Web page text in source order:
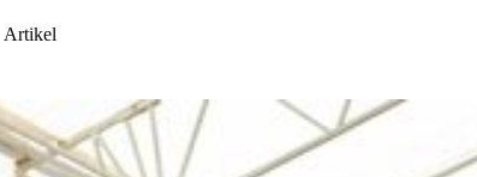
Artikel